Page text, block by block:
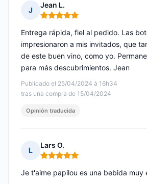
J
Jean L.
Nota: 5 de 5
Publicado el 25/04/2024 à 16h34
tras una compra de 15/04/2024
Entrega rápida, fiel al pedido. Las
impresionaron a mis invitados, que
de este buen vino, como yo.
para más descubrimientos. Jean
Opinión traducida
L
Lars O.
Nota: 5 de 5
Je t'aime papilou es una bebida muy